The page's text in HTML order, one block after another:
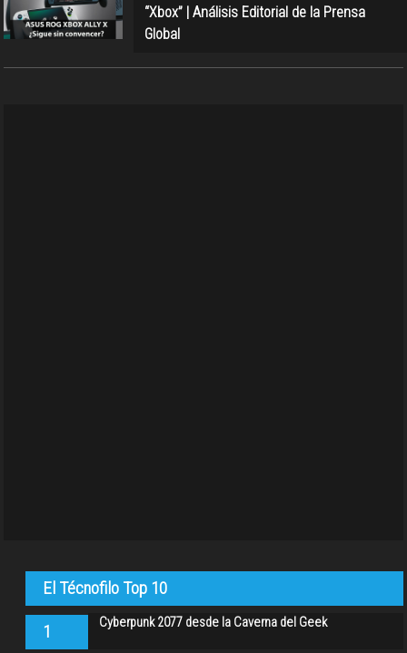
“Xbox” | Análisis Editorial de la Prensa
Global
El Técnofilo Top 10
1 Cyberpunk 2077 desde la Caverna del Geek